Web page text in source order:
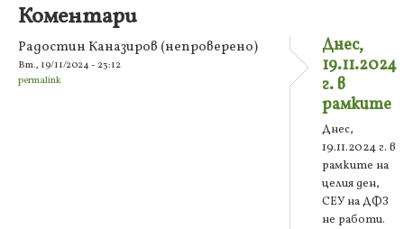
Коментари
Радостин Каназиров (непроверено)
Вт., 19/11/2024 - 23:12
permalink
Днес,
19.11.2024
г. в
рамките
Днес,
19.11.2024 г. в
рамките на
целия ден,
СЕУ на ДФЗ
не работи.